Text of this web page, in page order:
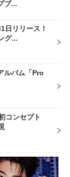
ブ...
日リリース！
グ...
ルバム「Pro
コンセプト